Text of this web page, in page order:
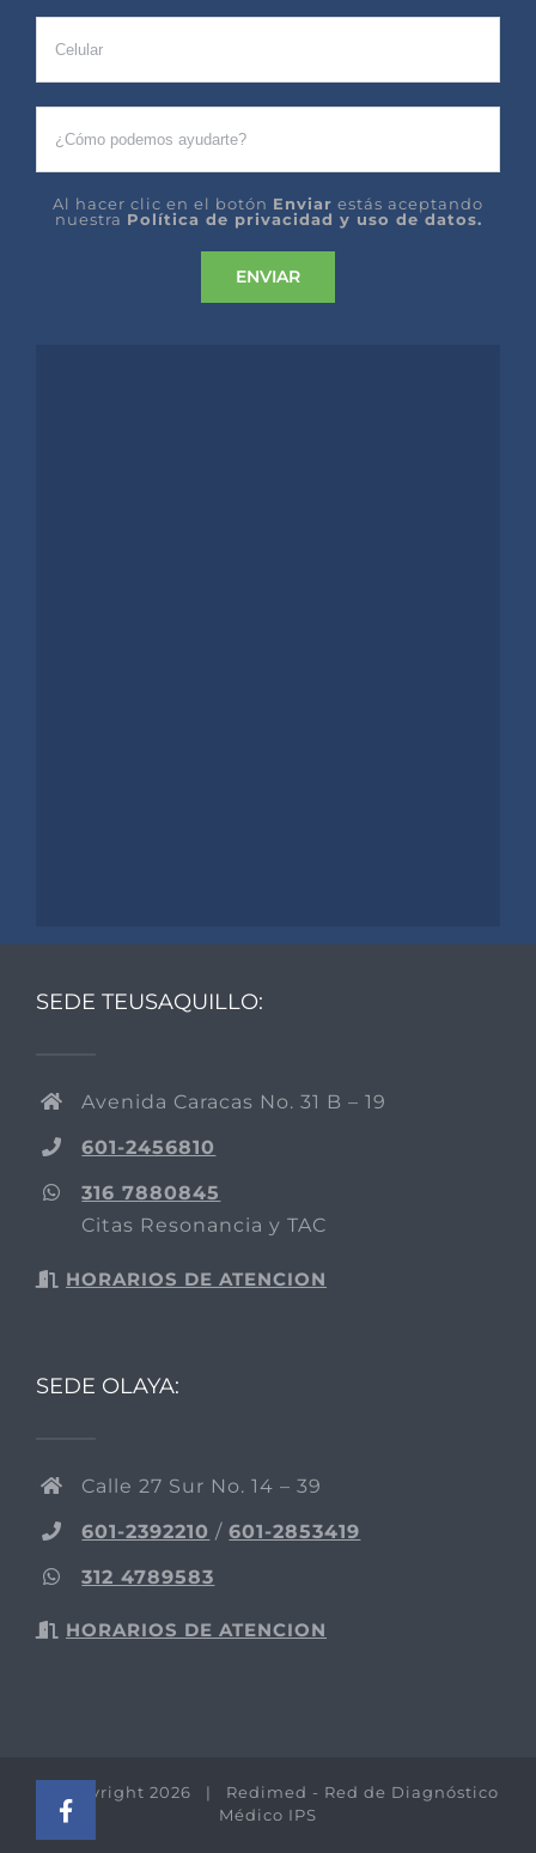
Al hacer clic en el botón Enviar estás aceptando
nuestra Política de privacidad y uso de datos.
SEDE TEUSAQUILLO:
Avenida Caracas No. 31 B – 19
601-2456810
316 7880845
Citas Resonancia y TAC
HORARIOS DE ATENCION
SEDE OLAYA:
Calle 27 Sur No. 14 – 39
601-2392210 /601-2853419
312 4789583
HORARIOS DE ATENCION
© Copyright 2026 | Redimed - Red de Diagnóstico
Médico IPS